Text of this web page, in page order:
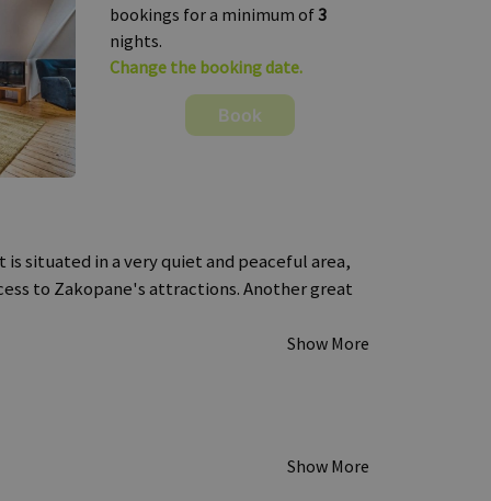
bookings for a minimum of3
nights.
Change the booking date.
Book
situated in a very quiet and peaceful area,
to Zakopane's attractions. Another great
Show More
Show More